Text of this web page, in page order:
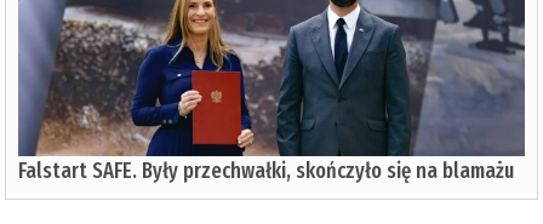
Falstart SAFE. Były przechwałki, skończyło się na blamażu